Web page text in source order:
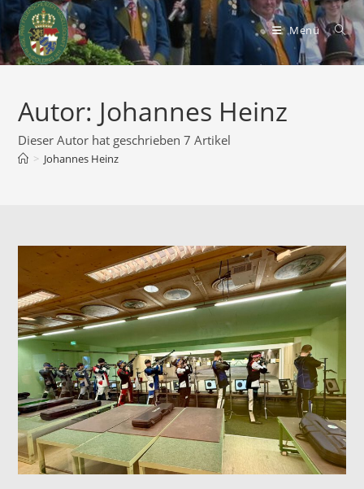
Zum
Inhalt
springen
Menü
Autor: Johannes Heinz
Dieser Autor hat geschrieben 7 Artikel
> Johannes Heinz